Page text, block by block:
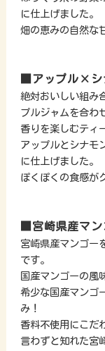
に仕上げました。
畑の恵みの自然な
■アップル×シ
絶対おいしい組み
プルジャムを合わ
香りを楽しむティ
アップルとシナモ
に仕上げました。
ぽくぽくの食感が
■宮崎県産マン
宮崎県産マンゴー
です。
国産マンゴーの風
希少な国産マンゴ
み！
香料不使用にこだ
言わずと知れた宮